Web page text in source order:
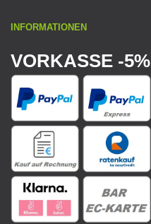
INFORMATIONEN
VORKASSE -5%